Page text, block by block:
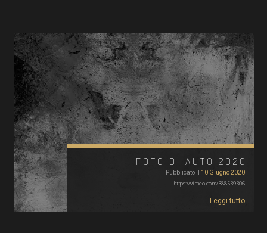
FOTO DI AUTO 2020
Pubblicato il 10 Giugno 2020
https://vimeo.com/388539306
Leggi tutto